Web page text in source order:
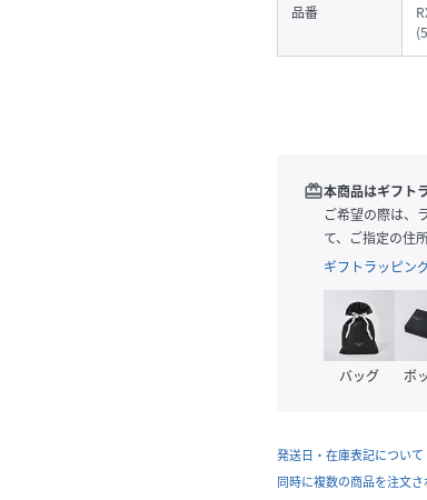
品番
(
redeem本商品はギフト
ご希望の際は、
て、ご指定の住
ギフトラッピン
バッグ ボ
発送日・在庫表記について
同時に複数の商品を注文